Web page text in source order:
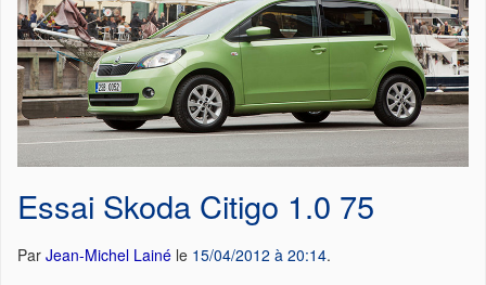
Essai Skoda Citigo 1.0 75
Par Jean-Michel Lainé le 15/04/2012 à 20:14.